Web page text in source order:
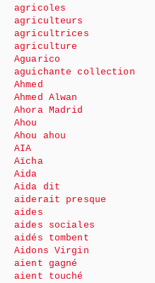
agricoles
agriculteurs
agricultrices
agriculture
Aguarico
aguichante collection
Ahmed
Ahmed Alwan
Ahora Madrid
Ahou
Ahou ahou
AIA
Aïcha
Aida
Aida dit
aiderait presque
aides
aides sociales
aidés tombent
Aidons Virgin
aient gagné
aient touché